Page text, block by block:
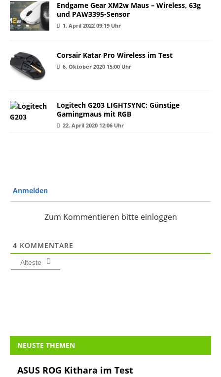
Endgame Gear XM2w Maus – Wireless, 63g
und PAW3395-Sensor
1. April 2022 09:19 Uhr
Corsair Katar Pro Wireless im Test
6. Oktober 2020 15:00 Uhr
Logitech G203 LIGHTSYNC: Günstige
Gamingmaus mit RGB
22. April 2020 12:06 Uhr
Anmelden
Zum Kommentieren bitte einloggen
4 KOMMENTARE
Älteste
NEUSTE THEMEN
ASUS ROG Kithara im Test